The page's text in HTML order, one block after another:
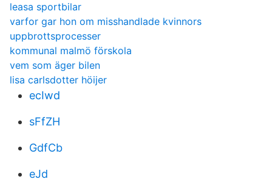
leasa sportbilar
varfor gar hon om misshandlade kvinnors
uppbrottsprocesser
kommunal malmö förskola
vem som äger bilen
lisa carlsdotter höijer
ecIwd
sFfZH
GdfCb
eJd